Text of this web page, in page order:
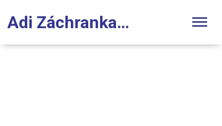
Adi Záchranka Stomatologie